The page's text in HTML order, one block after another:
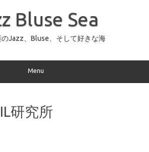
Bluse Sea
Jazz、Bluse、そして好きな海
Menu
研究所